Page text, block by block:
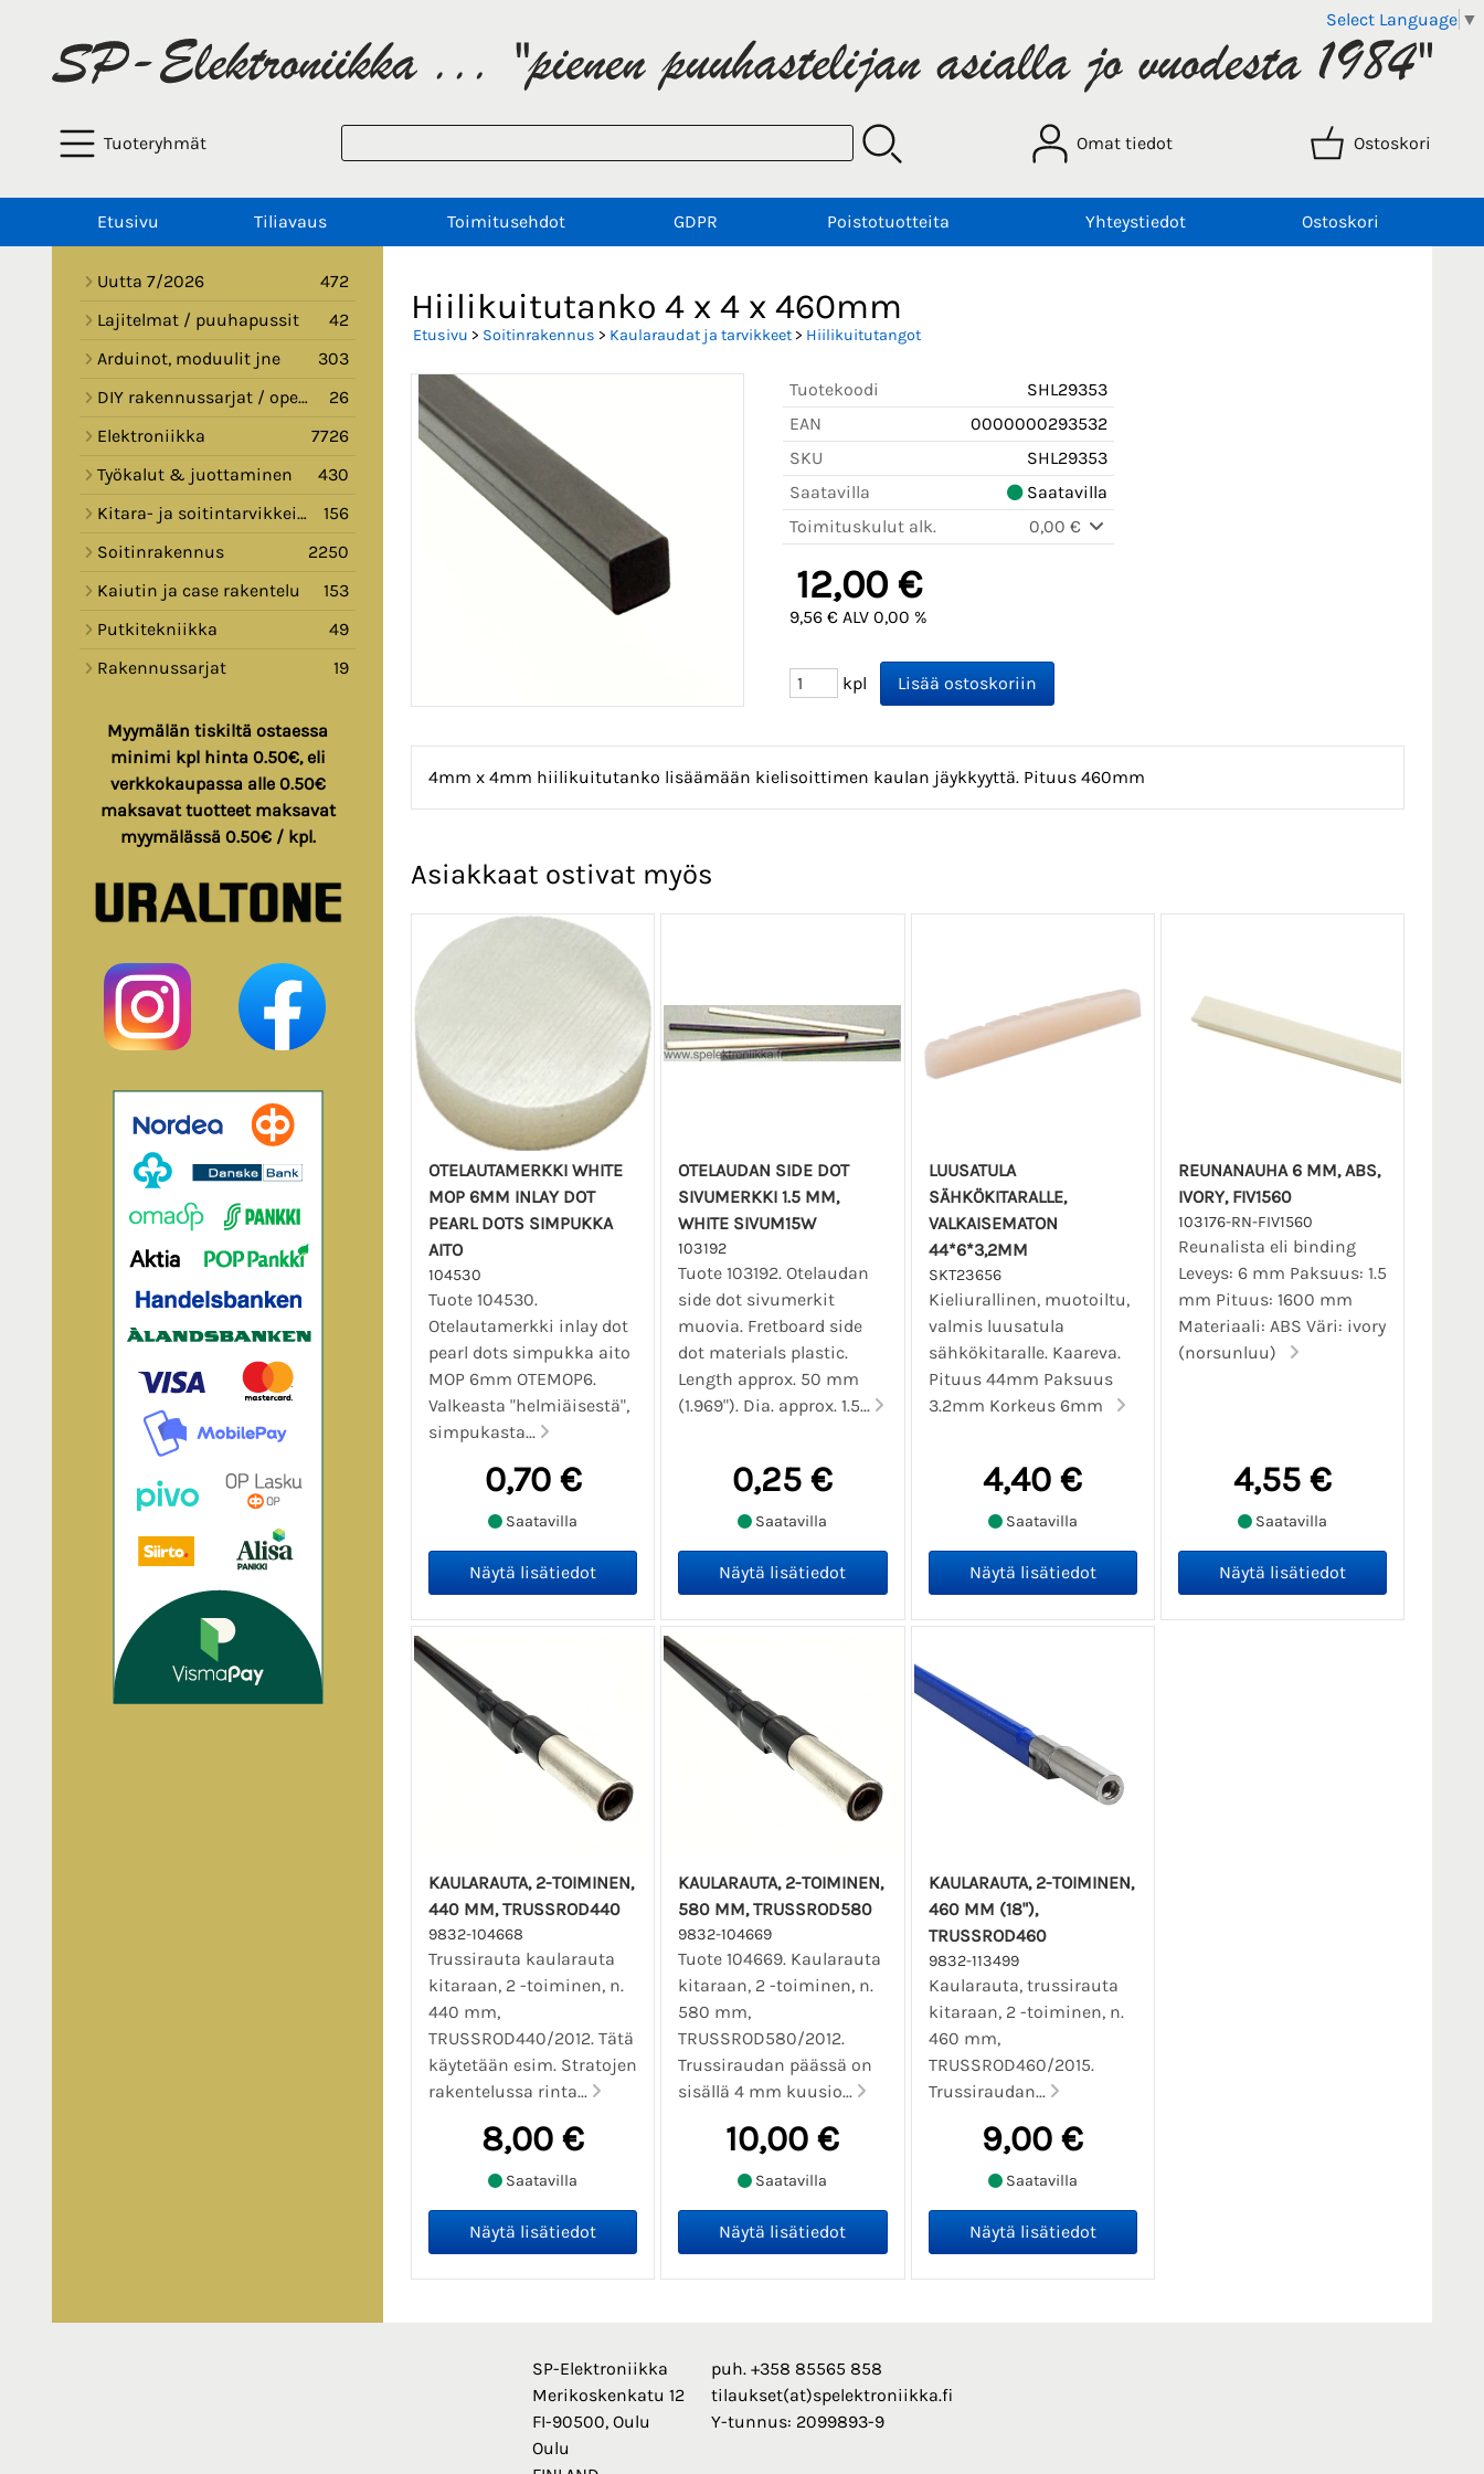
Select Language ▼
Tuoteryhmät Omat tiedot Ostoskori
Etusivu Tiliavaus Toimitusehdot GDPR Poistotuotteita Yhteystiedot Ostoskori
Uutta 7/2026
472
Lajitelmat / puuhapussit
42
Arduinot, moduulit jne
303
DIY rakennussarjat / opetussarjat
26
Elektroniikka
7726
Työkalut & juottaminen
430
Kitara- ja soitintarvikkeita
156
Soitinrakennus
2250
Kaiutin ja case rakentelu
153
Putkitekniikka
49
Rakennussarjat
19
Myymälän tiskiltä ostaessa
minimi kpl hinta 0.50€, eli
verkkokaupassa alle 0.50€
maksavat tuotteet maksavat
myymälässä 0.50€ / kpl.
Hiilikuitutanko 4 x 4 x 460mm
Etusivu > Soitinrakennus > Kaularaudat ja tarvikkeet> Hiilikuitutangot
Tuotekoodi
SHL29353
EAN
0000000293532
SKU
SHL29353
Saatavilla
Saatavilla
Toimituskulut alk.
0,00 €
12,00 €
9,56 € ALV 0,00 %
kpl
4mm x 4mm hiilikuitutanko lisäämään kielisoittimen kaulan jäykkyyttä. Pituus 460mm
Asiakkaat ostivat myös
OTELAUTAMERKKI WHITE
MOP 6MM INLAY DOT
PEARL DOTS SIMPUKKA
AITO
104530
Tuote 104530.
Otelautamerkki inlay dot
pearl dots simpukka aito
MOP 6mm OTEMOP6.
Valkeasta "helmiäisestä",
simpukasta...
0,70 €
Saatavilla
OTELAUDAN SIDE DOT
SIVUMERKKI 1.5 MM,
WHITE SIVUM15W
103192
Tuote 103192. Otelaudan
side dot sivumerkit
muovia. Fretboard side
dot materials plastic.
Length approx. 50 mm
(1.969"). Dia. approx. 1.5...
0,25 €
Saatavilla
LUUSATULA
SÄHKÖKITARALLE,
VALKAISEMATON
44*6*3,2MM
SKT23656
Kieliurallinen, muotoiltu,
valmis luusatula
sähkökitaralle. Kaareva.
Pituus 44mm Paksuus
3.2mm Korkeus 6mm
4,40 €
Saatavilla
REUNANAUHA 6 MM, ABS,
IVORY, FIV1560
103176-RN-FIV1560
Reunalista eli binding
Leveys: 6 mm Paksuus: 1.5
mm Pituus: 1600 mm
Materiaali: ABS Väri: ivory
(norsunluu)
4,55 €
Saatavilla
KAULARAUTA, 2-TOIMINEN,
440 MM, TRUSSROD440
9832-104668
Trussirauta kaularauta
kitaraan, 2 -toiminen, n.
440 mm,
TRUSSROD440/2012. Tätä
käytetään esim. Stratojen
rakentelussa rinta...
8,00 €
Saatavilla
KAULARAUTA, 2-TOIMINEN,
580 MM, TRUSSROD580
9832-104669
Tuote 104669. Kaularauta
kitaraan, 2 -toiminen, n.
580 mm,
TRUSSROD580/2012.
Trussiraudan päässä on
sisällä 4 mm kuusio...
10,00 €
Saatavilla
KAULARAUTA, 2-TOIMINEN,
460 MM (18"),
TRUSSROD460
9832-113499
Kaularauta, trussirauta
kitaraan, 2 -toiminen, n.
460 mm,
TRUSSROD460/2015.
Trussiraudan...
9,00 €
Saatavilla
SP-Elektroniikka
Merikoskenkatu 12
FI-90500, Oulu
Oulu
puh. +358 85565 858
tilaukset(at)spelektroniikka.fi
Y-tunnus: 2099893-9